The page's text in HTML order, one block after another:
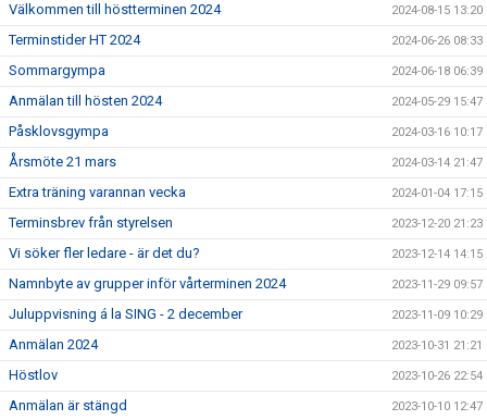
Välkommen till höstterminen 2024 2024-08-15 13:20
Terminstider HT 2024 2024-06-26 08:33
Sommargympa 2024-06-18 06:39
Anmälan till hösten 2024 2024-05-29 15:47
Påsklovsgympa 2024-03-16 10:17
Årsmöte 21 mars 2024-03-14 21:47
Extra träning varannan vecka 2024-01-04 17:15
Terminsbrev från styrelsen 2023-12-20 21:23
Vi söker fler ledare - är det du? 2023-12-14 14:15
Namnbyte av grupper inför vårterminen 2024 2023-11-29 09:57
Juluppvisning á la SING - 2 december 2023-11-09 10:29
Anmälan 2024 2023-10-31 21:21
Höstlov 2023-10-26 22:54
Anmälan är stängd 2023-10-10 12:47